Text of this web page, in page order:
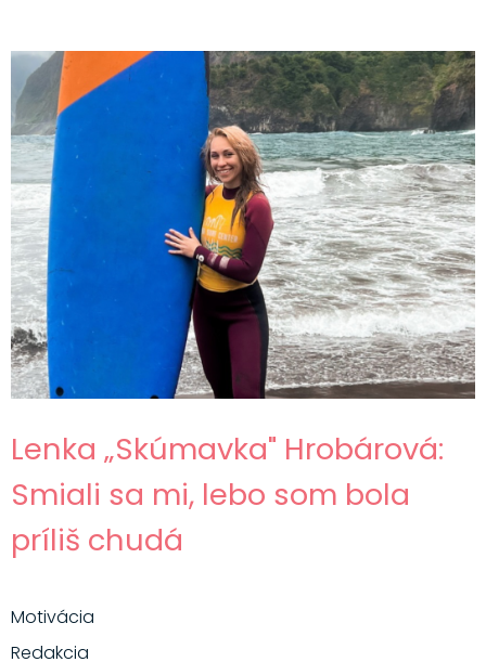
Lenka „Skúmavka" Hrobárová:
Smiali sa mi, lebo som bola
príliš chudá
Motivácia
Redakcia